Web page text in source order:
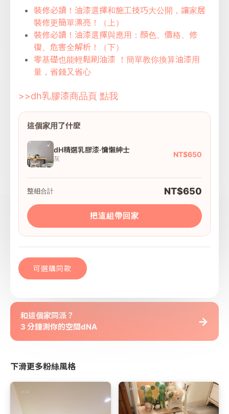
裝修必讀！油漆選擇和施工技巧大公開，讓家居
裝修更簡單漂亮！（上）
裝修必讀！油漆選擇與應用：顏色、價格、修
復、危害全解析！（下）
零基礎也能輕鬆刷油漆 ！簡單教你換算油漆用
量，省錢又省心
>>dh乳膠漆商品頁 點我
這個家用了什麼
dH精選乳膠漆·慵懶紳士
灰
NT$650
整組合計 NT$650
把這組帶回家
可選購同款
和這個家同派？
3 分鐘測你的空間dNA
→
下滑更多粉絲風格